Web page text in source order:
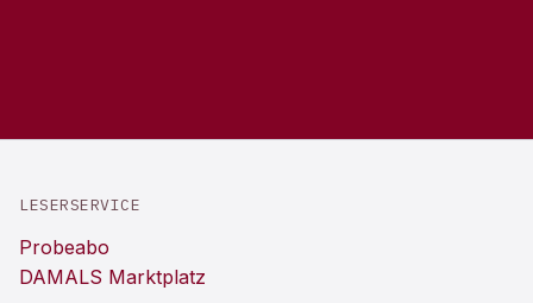
LESERSERVICE
Probeabo
DAMALS Marktplatz